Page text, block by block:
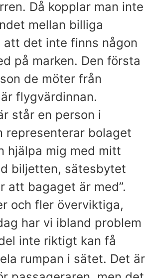
Då kopplar man inte
mellan billiga
att det inte finns någon
på marken. Den första
de möter från
flygvärdinnan.
står en person i
representerar bolaget
hjälpa mig med mitt
biljetten, sätesbytet
att bagaget är med”.
och fler överviktiga,
har vi ibland problem
inte riktigt kan få
rumpan i sätet. Det är